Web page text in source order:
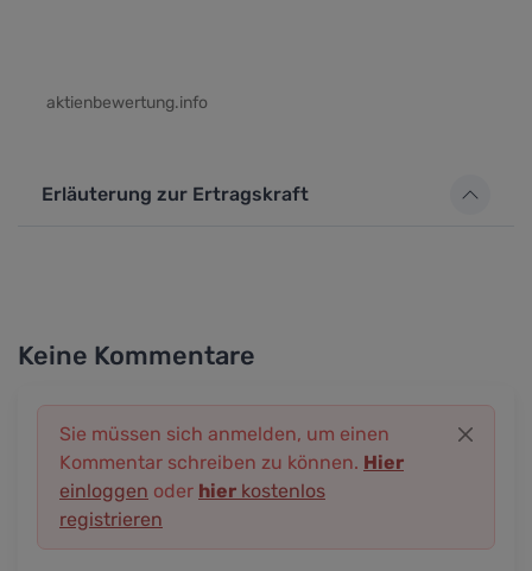
aktienbewertung.info
Erläuterung zur Ertragskraft
Keine Kommentare
Sie müssen sich anmelden, um einen
Kommentar schreiben zu können. Hier
einloggen oder hier kostenlos
registrieren